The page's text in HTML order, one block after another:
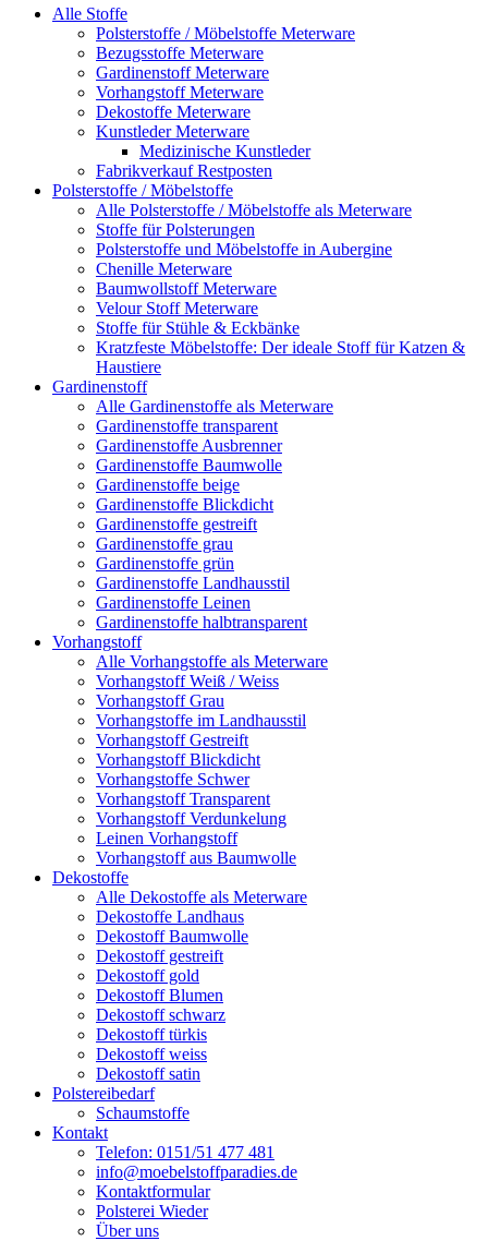
Alle Stoffe
Polsterstoffe / Möbelstoffe Meterware
Bezugsstoffe Meterware
Gardinenstoff Meterware
Vorhangstoff Meterware
Dekostoffe Meterware
Kunstleder Meterware
Medizinische Kunstleder
Fabrikverkauf Restposten
Polsterstoffe / Möbelstoffe
Alle Polsterstoffe / Möbelstoffe als Meterware
Stoffe für Polsterungen
Polsterstoffe und Möbelstoffe in Aubergine
Chenille Meterware
Baumwollstoff Meterware
Velour Stoff Meterware
Stoffe für Stühle & Eckbänke
Kratzfeste Möbelstoffe: Der ideale Stoff für Katzen &
Haustiere
Gardinenstoff
Alle Gardinenstoffe als Meterware
Gardinenstoffe transparent
Gardinenstoffe Ausbrenner
Gardinenstoffe Baumwolle
Gardinenstoffe beige
Gardinenstoffe Blickdicht
Gardinenstoffe gestreift
Gardinenstoffe grau
Gardinenstoffe grün
Gardinenstoffe Landhausstil
Gardinenstoffe Leinen
Gardinenstoffe halbtransparent
Vorhangstoff
Alle Vorhangstoffe als Meterware
Vorhangstoff Weiß / Weiss
Vorhangstoff Grau
Vorhangstoffe im Landhausstil
Vorhangstoff Gestreift
Vorhangstoff Blickdicht
Vorhangstoffe Schwer
Vorhangstoff Transparent
Vorhangstoff Verdunkelung
Leinen Vorhangstoff
Vorhangstoff aus Baumwolle
Dekostoffe
Alle Dekostoffe als Meterware
Dekostoffe Landhaus
Dekostoff Baumwolle
Dekostoff gestreift
Dekostoff gold
Dekostoff Blumen
Dekostoff schwarz
Dekostoff türkis
Dekostoff weiss
Dekostoff satin
Polstereibedarf
Schaumstoffe
Kontakt
Telefon: 0151/51 477 481
info@moebelstoffparadies.de
Kontaktformular
Polsterei Wieder
Über uns